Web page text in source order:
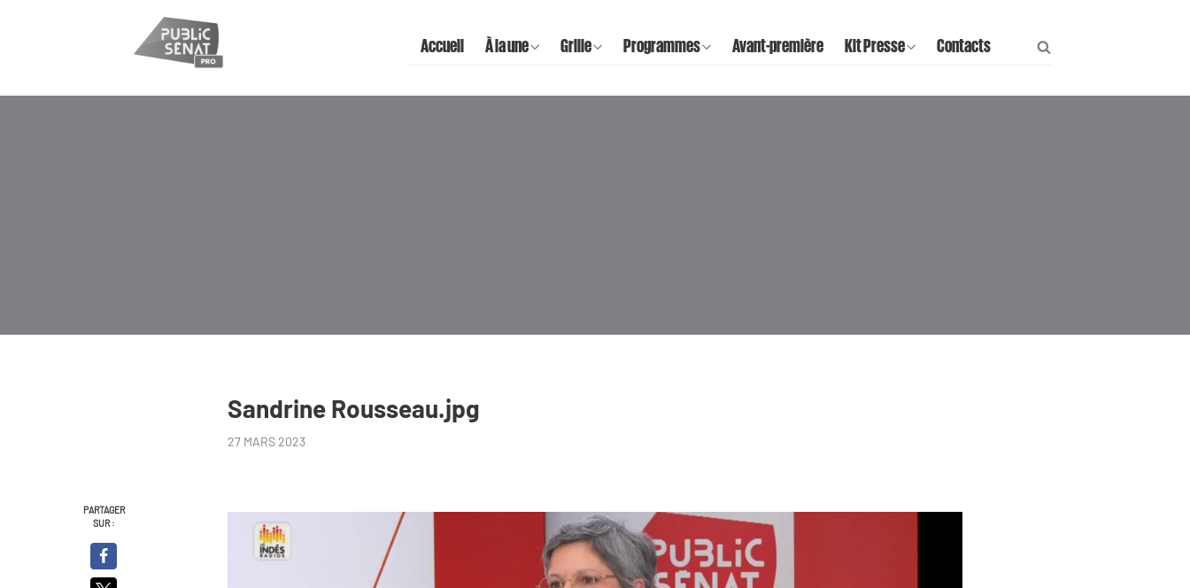
Accueil À la une Grille Programmes Avant-première Kit Presse Contacts
Sandrine Rousseau.jpg
27 MARS 2023
PARTAGER
SUR :